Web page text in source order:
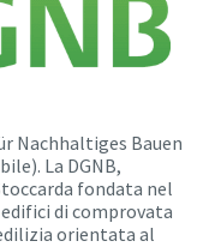
Nachhaltiges Bauen
La DGNB,
fondata nel
di comprovata
orientata al